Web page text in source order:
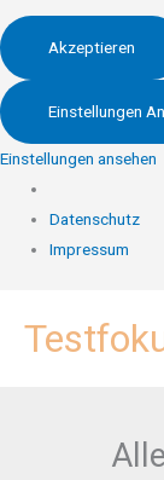
Akzeptieren
Einstellungen
Einstellungen ansehen
Datenschutz
Impressum
Inhalt